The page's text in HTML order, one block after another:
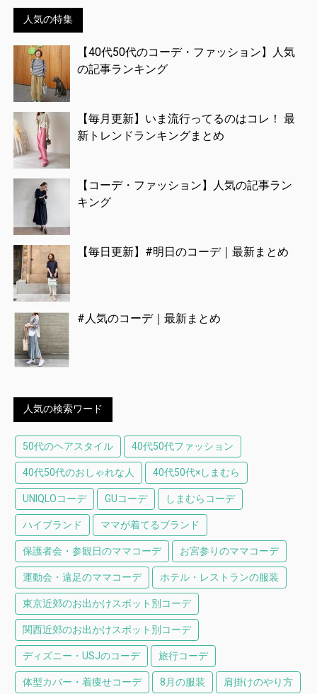
人気の特集
【40代50代のコーデ・ファッション】人気
の記事ランキング
【毎月更新】いま流行ってるのはコレ！ 最
新トレンドランキングまとめ
【コーデ・ファッション】人気の記事ラン
キング
【毎日更新】#明日のコーデ｜最新まとめ
#人気のコーデ｜最新まとめ
人気の検索ワード
50代のヘアスタイル 40代50代ファッション
40代50代のおしゃれな人 40代50代×しまむら
UNIQLOコーデ GUコーデ しまむらコーデ
ハイブランド ママが着てるブランド
保護者会・参観日のママコーデ お宮参りのママコーデ
運動会・遠足のママコーデ ホテル・レストランの服装
東京近郊のお出かけスポット別コーデ
関西近郊のお出かけスポット別コーデ
ディズニー・USJのコーデ 旅行コーデ
体型カバー・着痩せコーデ 8月の服装 肩掛けのやり方